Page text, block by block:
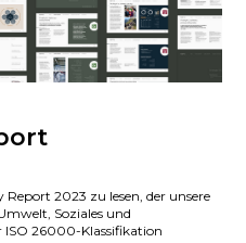
2023 zu lesen, der unsere
Soziales und
26000-Klassifikation